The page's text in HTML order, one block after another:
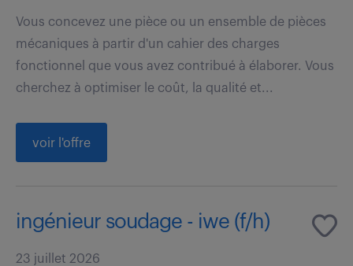
Vous concevez une pièce ou un ensemble de pièces
mécaniques à partir d'un cahier des charges
fonctionnel que vous avez contribué à élaborer. Vous
cherchez à optimiser le coût, la qualité et...
voir l'offre
ingénieur soudage - iwe (f/h)
23 juillet 2026